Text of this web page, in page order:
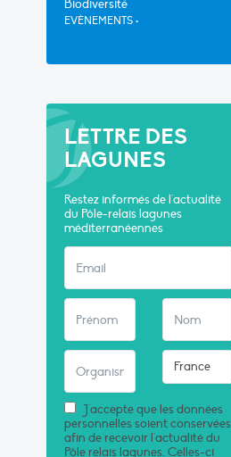
Biodiversité
EVÈNEMENTS •
LETTRE DES
LAGUNES
Restez informés de l'actualité
du Pôle-relais lagunes
méditerranéennes
J'accepte que les données
personnelles soient conservées
afin de recevoir l'actualité du
Pôle relais lagunes. Celles-ci